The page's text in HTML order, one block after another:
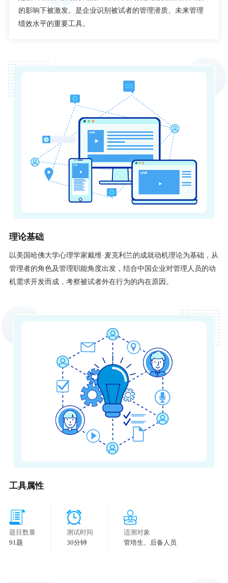
的影响下被激发。是企业识别被试者的管理潜质、未来管理
绩效水平的重要工具。
理论基础
以美国哈佛大学心理学家戴维·麦克利兰的成就动机理论为基础，从
管理者的角色及管理职能角度出发，结合中国企业对管理人员的动
机需求开发而成，考察被试者外在行为的内在原因。
工具属性
题目数量
91题
测试时间
30分钟
适测对象
管培生、后备人员